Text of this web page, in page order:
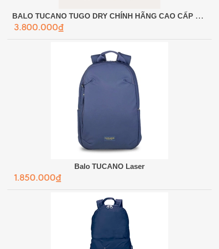
BALO TUCANO TUGO DRY CHÍNH HÃNG CAO CẤP – CHỐNG NƯỚC TOÀN DIỆN & CHUẨN DU LỊCH HÀNG KHÔNG
3.800.000₫
Balo TUCANO Laser
1.850.000₫